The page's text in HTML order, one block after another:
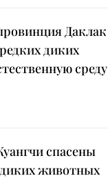
Даклак
диких
среду
спасены
животных